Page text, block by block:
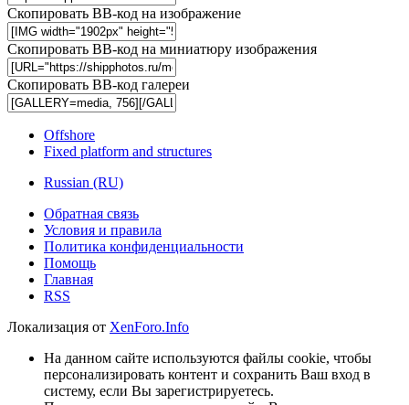
Скопировать BB-код на изображение
Скопировать BB-код на миниатюру изображения
Скопировать BB-код галереи
Offshore
Fixed platform and structures
Russian (RU)
Обратная связь
Условия и правила
Политика конфиденциальности
Помощь
Главная
RSS
Локализация от XenForo.Info
На данном сайте используются файлы cookie, чтобы
персонализировать контент и сохранить Ваш вход в
систему, если Вы зарегистрируетесь.